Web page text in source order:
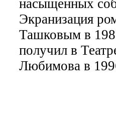
насыщенных
Экранизация
Ташковым в
получил в
Любимова в